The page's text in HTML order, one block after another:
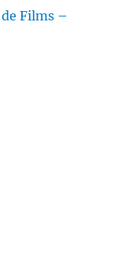
Films –